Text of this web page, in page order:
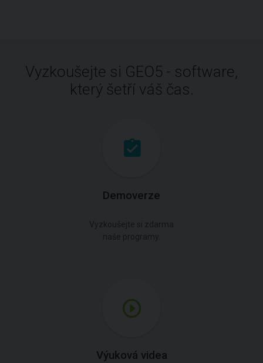
Vyzkoušejte si GEO5 - software,
který šetří váš čas.
Demoverze
Výuková videa